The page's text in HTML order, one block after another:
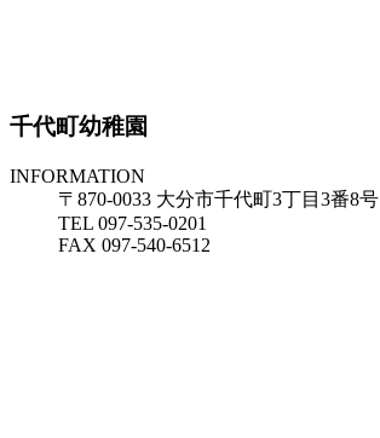
千代町幼稚園
INFORMATION
〒870-0033 大分市千代町3丁目3番8号
TEL 097-535-0201
FAX 097-540-6512